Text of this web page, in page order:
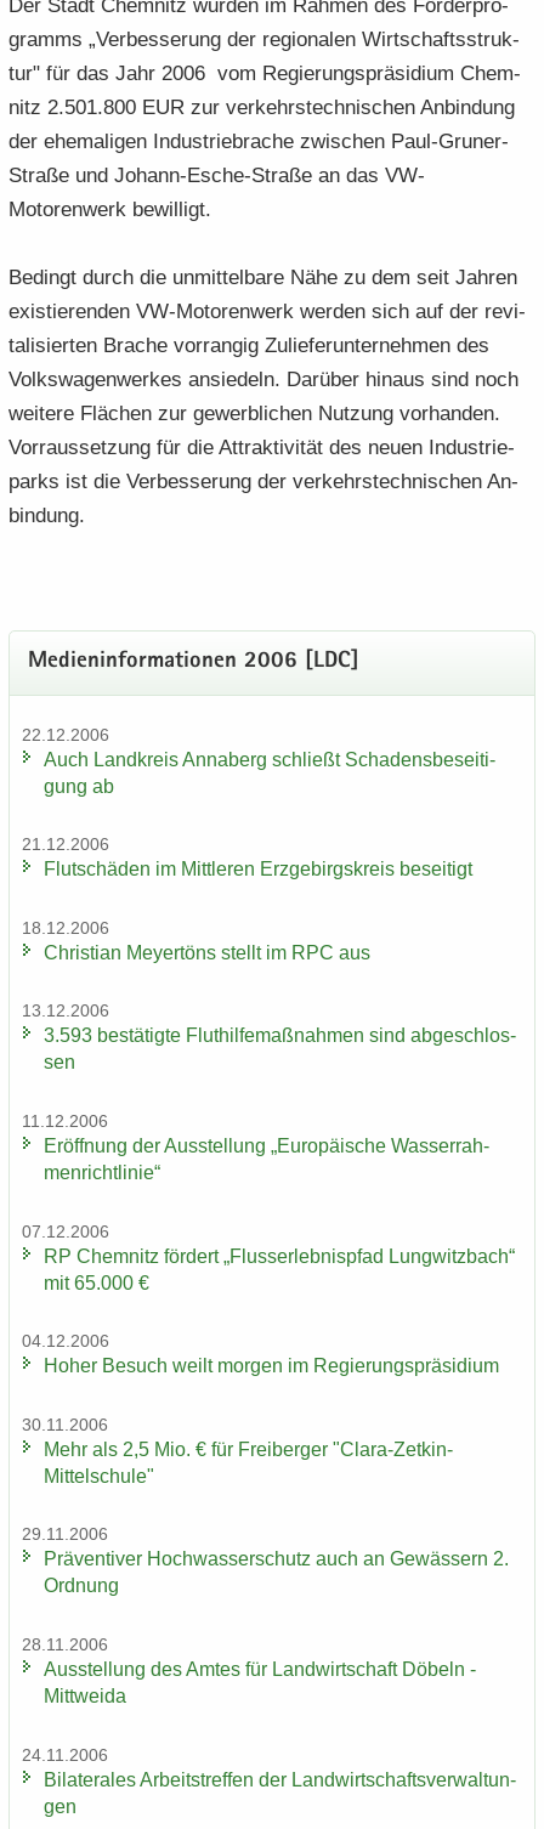
Der Stadt Chem­nitz wur­den im Rah­men des För­der­pro­
gramms „Ver­bes­se­rung der re­gio­na­len Wirt­schafts­struk­
tur" für das Jahr 2006 vom Re­gie­rungs­prä­si­di­um Chem­
nitz 2.501.800 EUR zur ver­kehrs­tech­ni­schen An­bin­dung
der ehe­ma­li­gen In­dus­trie­bra­che zwi­schen Paul-​Gruner-
Straße und Johann-​Esche-Straße an das VW-​
Motorenwerk be­wil­ligt.
Be­dingt durch die un­mit­tel­ba­re Nähe zu dem seit Jah­ren
exis­tie­ren­den VW-​Motorenwerk wer­den sich auf der re­vi­
ta­li­sier­ten Bra­che vor­ran­gig Zu­lie­fer­un­ter­neh­men des
Volks­wa­gen­wer­kes an­sie­deln. Dar­über hin­aus sind noch
wei­te­re Flä­chen zur ge­werb­li­chen Nut­zung vor­han­den.
Vor­raus­set­zung für die At­trak­ti­vi­tät des neuen In­dus­trie­
parks ist die Ver­bes­se­rung der ver­kehrs­tech­ni­schen An­
bin­dung.
Me­di­en­in­for­ma­tio­nen 2006 [LDC]
22.12.2006
Auch Land­kreis An­na­berg schließt Scha­dens­be­sei­ti­
gung ab
21.12.2006
Flut­schä­den im Mitt­le­ren Erz­ge­birgs­kreis be­sei­tigt
18.12.2006
Chris­ti­an Mey­er­töns stellt im RPC aus
13.12.2006
3.593 be­stä­tig­te Flut­hil­fe­maß­nah­men sind ab­ge­schlos­
sen
11.12.2006
Er­öff­nung der Aus­stel­lung „Eu­ro­päi­sche Was­ser­rah­
men­richt­li­nie“
07.12.2006
RP Chem­nitz för­dert „Fluss­erleb­nis­pfad Lung­witz­bach“
mit 65.000 €
04.12.2006
Hoher Be­such weilt mor­gen im Re­gie­rungs­prä­si­di­um
30.11.2006
Mehr als 2,5 Mio. € für Frei­ber­ger "Clara-​Zetkin-
Mittelschule"
29.11.2006
Prä­ven­ti­ver Hoch­was­ser­schutz auch an Ge­wäs­sern 2.
Ord­nung
28.11.2006
Aus­stel­lung des Amtes für Land­wirt­schaft Dö­beln -
Mitt­wei­da
24.11.2006
Bi­la­te­ra­les Ar­beits­tref­fen der Land­wirt­schafts­ver­wal­tun­
gen